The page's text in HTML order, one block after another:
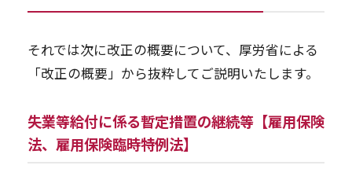
それでは次に改正の概要について、厚労省による
「改正の概要」から抜粋してご説明いたします。
失業等給付に係る暫定措置の継続等【雇用保険
法、雇用保険臨時特例法】